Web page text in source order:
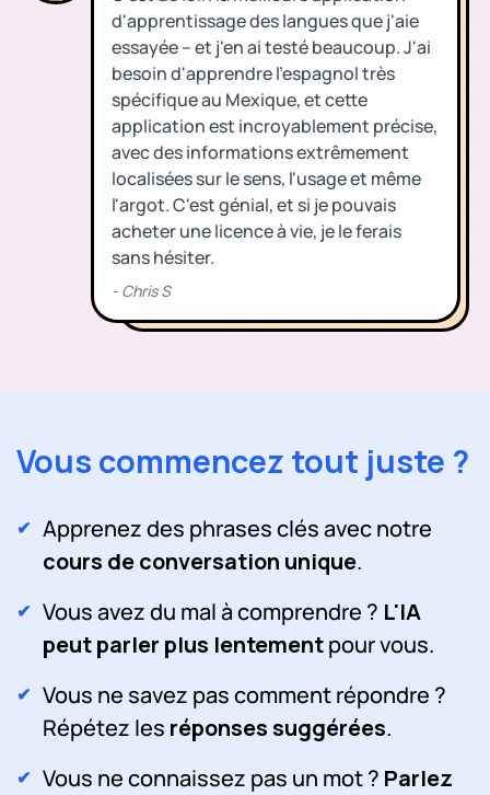
Vous commencez tout juste ?
Apprenez des phrases clés avec notre
cours de conversation unique.
Vous avez du mal à comprendre ? L'IA
peut parler plus lentementpour vous.
Vous ne savez pas comment répondre ?
Répétez les réponses suggérées.
Vous ne connaissez pas un mot ? Parlez